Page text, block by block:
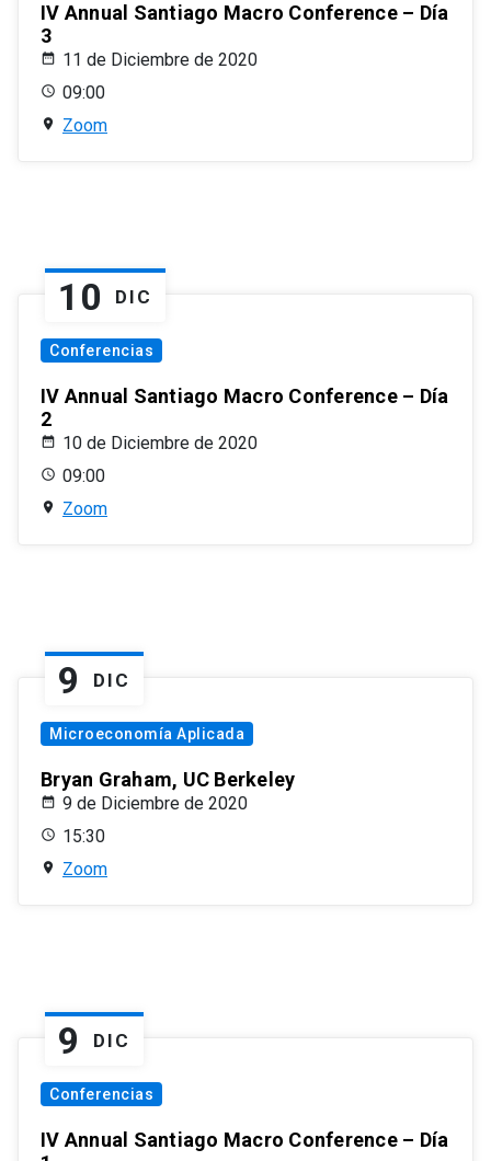
IV Annual Santiago Macro Conference – Día
3
11 de Diciembre de 2020
09:00
Zoom
10 DIC
Conferencias
IV Annual Santiago Macro Conference – Día
2
10 de Diciembre de 2020
09:00
Zoom
9 DIC
Microeconomía Aplicada
Bryan Graham, UC Berkeley
9 de Diciembre de 2020
15:30
Zoom
9 DIC
Conferencias
IV Annual Santiago Macro Conference – Día